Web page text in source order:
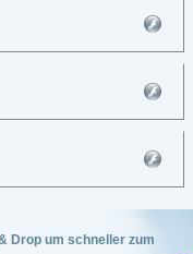
Drop um schneller zum